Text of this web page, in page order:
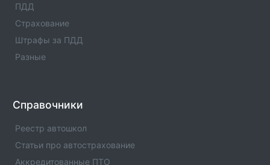
Информация об операторе технического осмотра.
Оператор техосмотра №00986. Список пунктов
Оператор техосмотра №00985. Список пунктов
Оператор техосмотра №00983
ПДД
Страхование
Штрафы за ПДД
Разные
Справочники
Реестр автошкол
Статьи про автострахование
Аккредитованные ПТО